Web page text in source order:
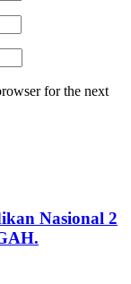
for the next
Nasional 2